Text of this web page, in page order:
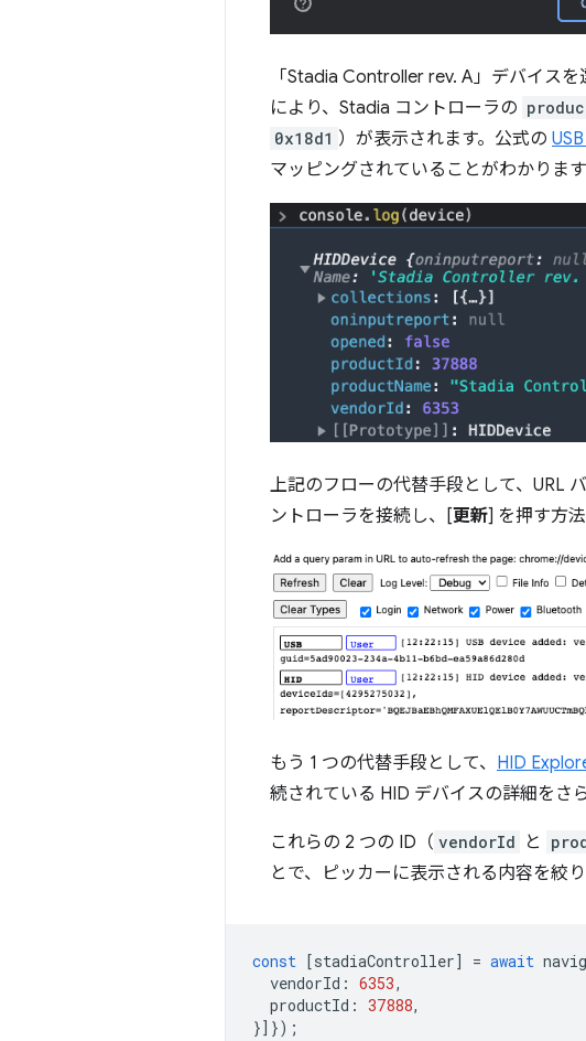
「Stadia Controller rev. A」デバイス
により、Stadia コントローラの
0x18d1 ）が表示されます。公式の
マッピングされていることがわかります
上記のフローの代替手段として、URL
ントローラを接続し、[更新] を押す方
もう 1 つの代替手段として、 HID
続されている HID デバイスの詳細をさ
これらの 2 つの ID（ vendorId と
とで、ピッカーに表示される内容を絞り
const [stadiaController] = await
vendorId : 6353,
productId : 37888,
}]});